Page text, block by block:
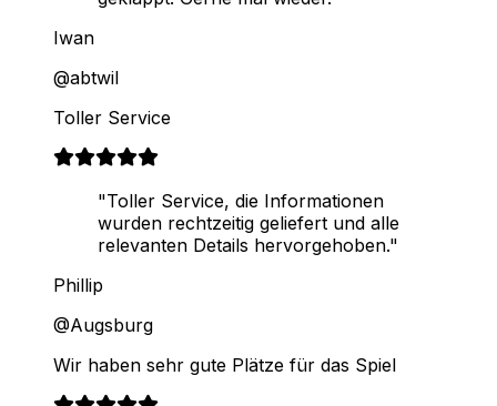
Iwan
@abtwil
Toller Service
"Toller Service, die Informationen
wurden rechtzeitig geliefert und alle
relevanten Details hervorgehoben."
Phillip
@Augsburg
Wir haben sehr gute Plätze für das Spiel